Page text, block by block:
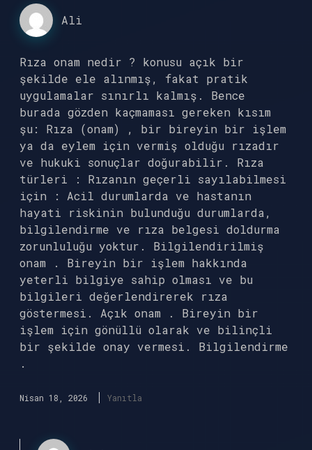
Ali
Rıza onam nedir ? konusu açık bir
şekilde ele alınmış, fakat pratik
uygulamalar sınırlı kalmış. Bence
burada gözden kaçmaması gereken kısım
şu: Rıza (onam) , bir bireyin bir işlem
ya da eylem için vermiş olduğu rızadır
ve hukuki sonuçlar doğurabilir. Rıza
türleri : Rızanın geçerli sayılabilmesi
için : Acil durumlarda ve hastanın
hayati riskinin bulunduğu durumlarda,
bilgilendirme ve rıza belgesi doldurma
zorunluluğu yoktur. Bilgilendirilmiş
onam . Bireyin bir işlem hakkında
yeterli bilgiye sahip olması ve bu
bilgileri değerlendirerek rıza
göstermesi. Açık onam . Bireyin bir
işlem için gönüllü olarak ve bilinçli
bir şekilde onay vermesi. Bilgilendirme
.
Nisan 18, 2026 Yanıtla